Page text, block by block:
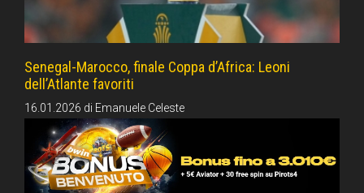
Senegal-Marocco, finale Coppa d’Africa: Leoni
dell’Atlante favoriti
16.01.2026 di Emanuele Celeste